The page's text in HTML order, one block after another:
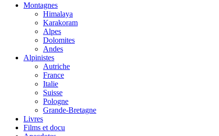
Montagnes
Himalaya
Karakoram
Alpes
Dolomites
Andes
Alpinistes
Autriche
France
Italie
Suisse
Pologne
Grande-Bretagne
Livres
Films et docu